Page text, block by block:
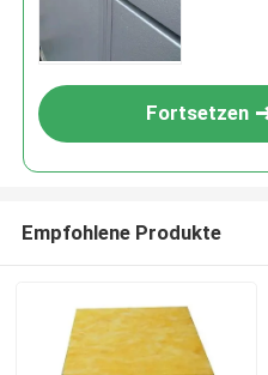
Fortsetzen
Empfohlene Produkte